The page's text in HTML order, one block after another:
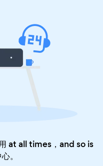
at all times，and so is
。